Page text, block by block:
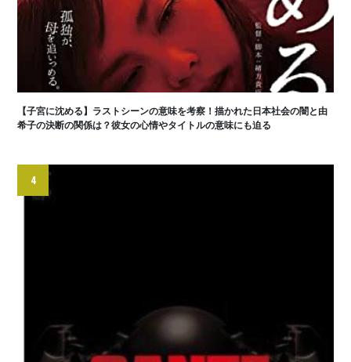
【子宮に沈める】ラストシーンの意味を考察！描かれた日本社会の闇と由
希子の決断の関係は？彼女の心情やタイトルの意味にも迫る
4